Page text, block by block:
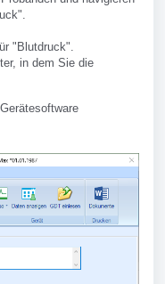
"Blutdruck".
in dem Sie die